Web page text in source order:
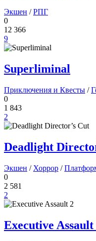
Экшен /РПГ
0
12 366
9
Superliminal
Приключения и Квесты /
0
1 843
2
Deadlight
Экшен / Хоррор /
0
2 581
2
Executive Assault